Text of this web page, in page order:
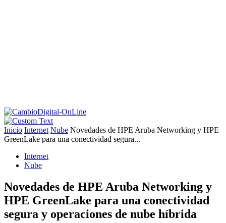
Inicio Internet Nube Novedades de HPE Aruba Networking y HPE
GreenLake para una conectividad segura...
Internet
Nube
Novedades de HPE Aruba Networking y
HPE GreenLake para una conectividad
segura y operaciones de nube híbrida